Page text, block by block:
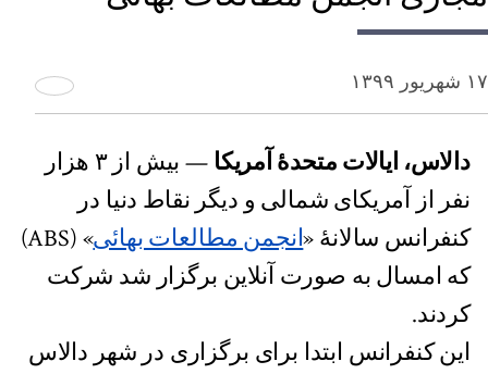
۱۷ شهریور ۱۳۹۹
دالاس، ایالات متحدۀ آمریکا
— بیش از ۳ هزار
نفر از آمریکای شمالی و دیگر نقاط دنیا در
کنفرانس سالانۀ «انجمن مطالعات بهائی
» (ABS)
که امسال به صورت آنلاین برگزار شد شرکت
کردند.
این کنفرانس ابتدا برای برگزاری در شهر دالاس